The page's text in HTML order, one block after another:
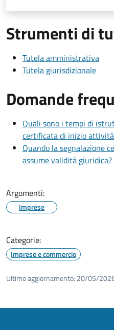
Strumenti di
Tutela amministrativa
Tutela giurisdizionale
Domande
Quali sono i tempi di
certificata di inizio attività
Quando la segnalazione
assume validità giuridica?
Argomenti:
Imprese
Categorie:
Imprese e commercio
Ultimo aggiornamento: 20/05/